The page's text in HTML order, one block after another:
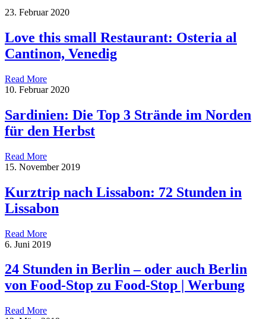
23. Februar 2020
Love this small Restaurant: Osteria al
Cantinon, Venedig
Read More
10. Februar 2020
Sardinien: Die Top 3 Strände im Norden
für den Herbst
Read More
15. November 2019
Kurztrip nach Lissabon: 72 Stunden in
Lissabon
Read More
6. Juni 2019
24 Stunden in Berlin – oder auch Berlin
von Food-Stop zu Food-Stop | Werbung
Read More